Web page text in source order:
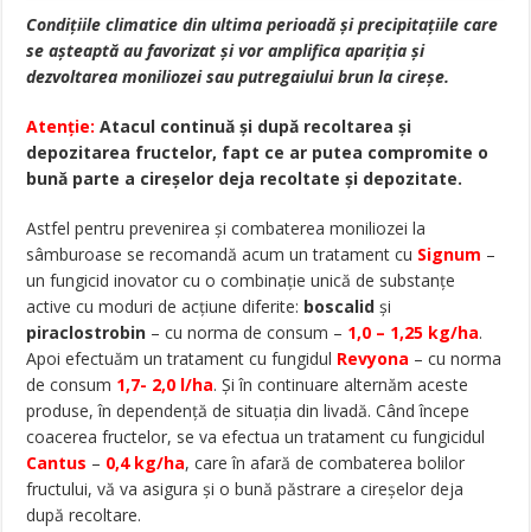
Condițiile climatice din ultima perioadă și precipitațiile care
se așteaptă au favorizat și vor amplifica apariția și
dezvoltarea moniliozei sau putregaiului brun la cireșe.
Atenție: Atacul continuă și după recoltarea și
depozitarea fructelor, fapt ce ar putea compromite o
bună parte a cireșelor deja recoltate și depozitate.
Astfel pentru prevenirea și combaterea moniliozei la
sâmburoase se recomandă acum un tratament cu Signum –
un fungicid inovator cu o combinație unică de substanțe
active cu moduri de acțiune diferite: boscalid şi
piraclostrobin – cu norma de consum – 1,0 – 1,25 kg/ha.
Apoi efectuăm un tratament cu fungidul Revyona – cu norma
de consum 1,7- 2,0 l/ha. Și în continuare alternăm aceste
produse, în dependență de situația din livadă. Când începe
coacerea fructelor, se va efectua un tratament cu fungicidul
Cantus – 0,4 kg/ha, care în afară de combaterea bolilor
fructului, vă va asigura și o bună păstrare a cireșelor deja
după recoltare.